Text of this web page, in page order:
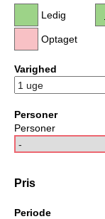
Ledig
Optaget
Varighed
Personer
Personer
Pris
Periode